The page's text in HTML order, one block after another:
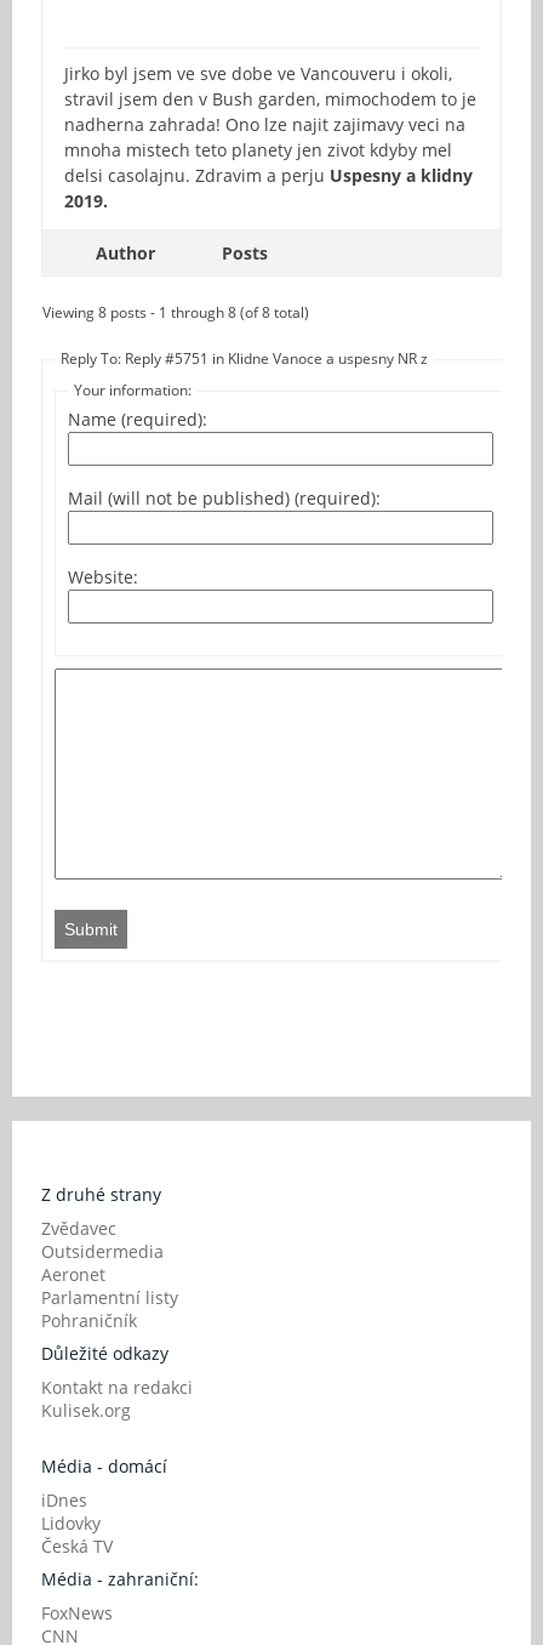
Jirko byl jsem ve sve dobe ve Vancouveru i okoli,
stravil jsem den v Bush garden, mimochodem to je
nadherna zahrada! Ono lze najit zajimavy veci na
mnoha mistech teto planety jen zivot kdyby mel
delsi casolajnu. Zdravim a perju Uspesny a klidny
2019.
Author Posts
Viewing 8 posts - 1 through 8 (of 8 total)
Reply To: Reply #5751 in Klidne Vanoce a uspesny NR z
Your information:
Name (required):
Mail (will not be published) (required):
Website:
Submit
Z druhé strany
Zvědavec
Outsidermedia
Aeronet
Parlamentní listy
Pohraničník
Důležité odkazy
Kontakt na redakci
Kulisek.org
Média - domácí
iDnes
Lidovky
Česká TV
Média - zahraniční:
FoxNews
CNN